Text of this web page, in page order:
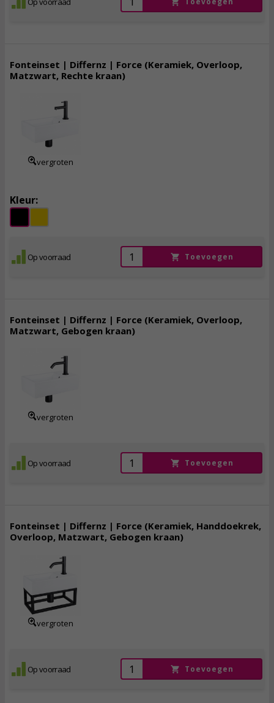
Fonteinset | Differnz | Force (Keramiek, Overloop,
Matzwart, Rechte kraan)
vergroten
Kleur:
Op voorraad Toevoegen
Fonteinset | Differnz | Force (Keramiek, Overloop,
Matzwart, Gebogen kraan)
vergroten
Op voorraad Toevoegen
Fonteinset | Differnz | Force (Keramiek, Handdoekrek,
Overloop, Matzwart, Gebogen kraan)
vergroten
Op voorraad Toevoegen